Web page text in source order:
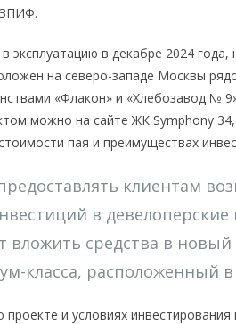
эксплуатацию в декабре 2024
на северо-западе Москвы
«Флакон» и «Хлебозавод №
можно на сайте ЖК Symphony
пая и преимуществах
клиентам
в
вложить средства в
класса, расположенный
проекте и условиях